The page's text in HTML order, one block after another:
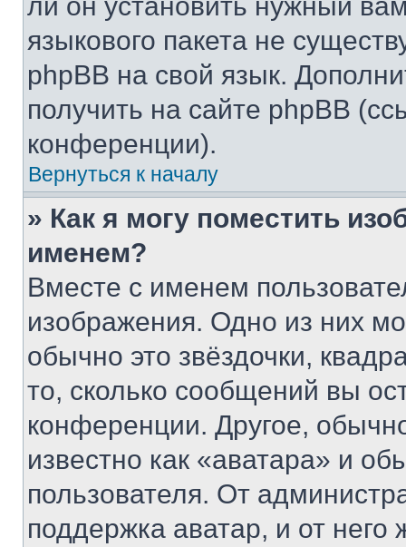
языкового пакета не
phpBB на свой язык.
получить на сайте phpBB
конференции).
Вернуться к началу
» Как я могу поместить
именем?
Вместе с именем
изображения. Одно из них
обычно это звёздочки,
то, сколько сообщений вы
конференции. Другое,
известно как «аватара» и
пользователя. От
поддержка аватар, и от него